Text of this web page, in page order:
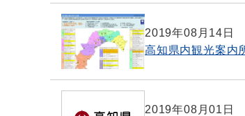
2019年08月14日
高知県内観光案内
2019年08月01日